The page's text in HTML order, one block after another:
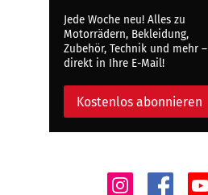
Jede Woche neu! Alles zu
Motorrädern, Bekleidung,
Zubehör, Technik und mehr –
direkt in Ihre E-Mail!
Kostenlos abonnieren